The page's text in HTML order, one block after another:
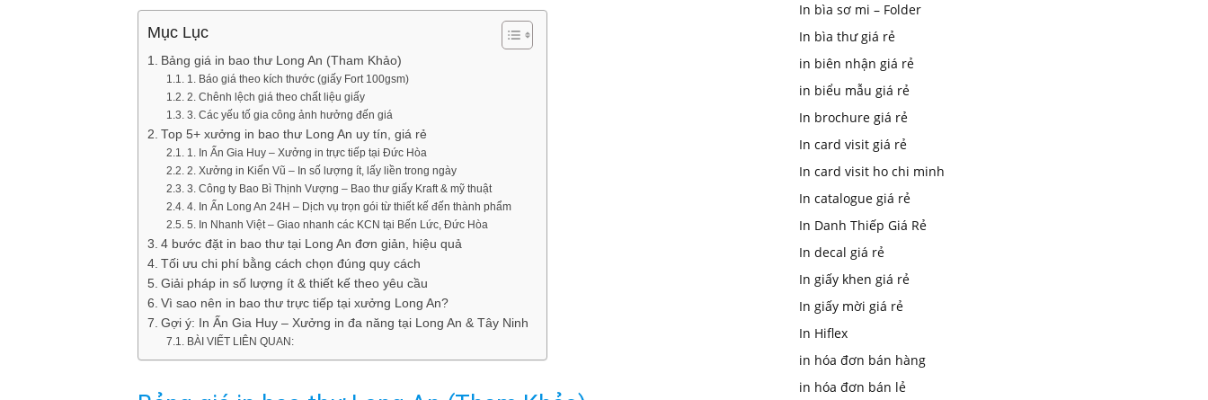
Mục Lục
Bảng giá in bao thư Long An (Tham Khảo)
1. Báo giá theo kích thước (giấy Fort 100gsm)
2. Chênh lệch giá theo chất liệu giấy
3. Các yếu tố gia công ảnh hưởng đến giá
Top 5+ xưởng in bao thư Long An uy tín, giá rẻ
1. In Ấn Gia Huy – Xưởng in trực tiếp tại Đức Hòa
2. Xưởng in Kiến Vũ – In số lượng ít, lấy liền trong ngày
3. Công ty Bao Bì Thịnh Vượng – Bao thư giấy Kraft & mỹ thuật
4. In Ấn Long An 24H – Dịch vụ trọn gói từ thiết kế đến thành phẩm
5. In Nhanh Việt – Giao nhanh các KCN tại Bến Lức, Đức Hòa
4 bước đặt in bao thư tại Long An đơn giản, hiệu quả
Tối ưu chi phí bằng cách chọn đúng quy cách
Giải pháp in số lượng ít & thiết kế theo yêu cầu
Vì sao nên in bao thư trực tiếp tại xưởng Long An?
Gợi ý: In Ấn Gia Huy – Xưởng in đa năng tại Long An & Tây Ninh
BÀI VIẾT LIÊN QUAN:
In bìa sơ mi – Folder
In bìa thư giá rẻ
in biên nhận giá rẻ
in biểu mẫu giá rẻ
In brochure giá rẻ
In card visit giá rẻ
In card visit ho chi minh
In catalogue giá rẻ
In Danh Thiếp Giá Rẻ
In decal giá rẻ
In giấy khen giá rẻ
In giấy mời giá rẻ
In Hiflex
in hóa đơn bán hàng
in hóa đơn bán lẻ